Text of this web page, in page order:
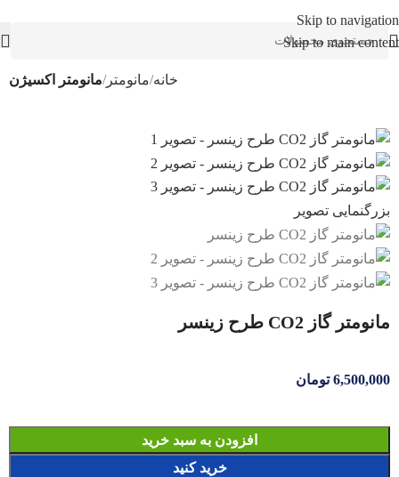
Skip to navigation
Skip to main content
خانه مانومتر مانومتر اکسیژن
بزرگنمایی تصویر
مانومتر گاز CO2 طرح زینسر
6,500,000 تومان
افزودن به سبد خرید
خرید کنید